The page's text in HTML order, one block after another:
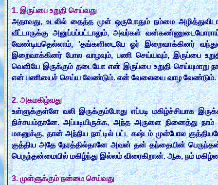
1. இருப்பை உறுதி செய்வது
அதாவது, உடலில் தைத்த முள் ஒருபோதும் நம்மை
வீட்டாருக்கு அனுப்பப்பட்டாலும், அவர்கள்
வேண்டியதெல்லாம், 'தங்களிடையே ஓர் இறைவாக்கினர்
இறைவாக்கினர் போல வாழவும், பணி செய்யவும், இருப்பை
வெளியே இருக்கும் தடையோ என் இருப்பை உறுதி
என் பணியைச் செய்ய வேண்டும். என் வேலையை வாழ வேண்டும்.
2. அகமகிழ்வது
உள்ளுக்குள்ளே வலி இருக்கும்போது எப்படி மகிழ்ச்சியாக
நிச்சயம்தானே. அப்படியிருக்க, அந்த அருளை நினைத்து
மகனுக்கு, தான் அந்நிய நாட்டில் பட்ட கஷ்டம் முள்போல
குத்திய அதே நேரத்தில்தானே அவன் தன் தந்தையின்
பெருந்தன்மையில் மகிழ்ந்து இல்லம் விரைகிறான். ஆக, நம்
3. முள்ளுக்கும் நன்மை செய்வது